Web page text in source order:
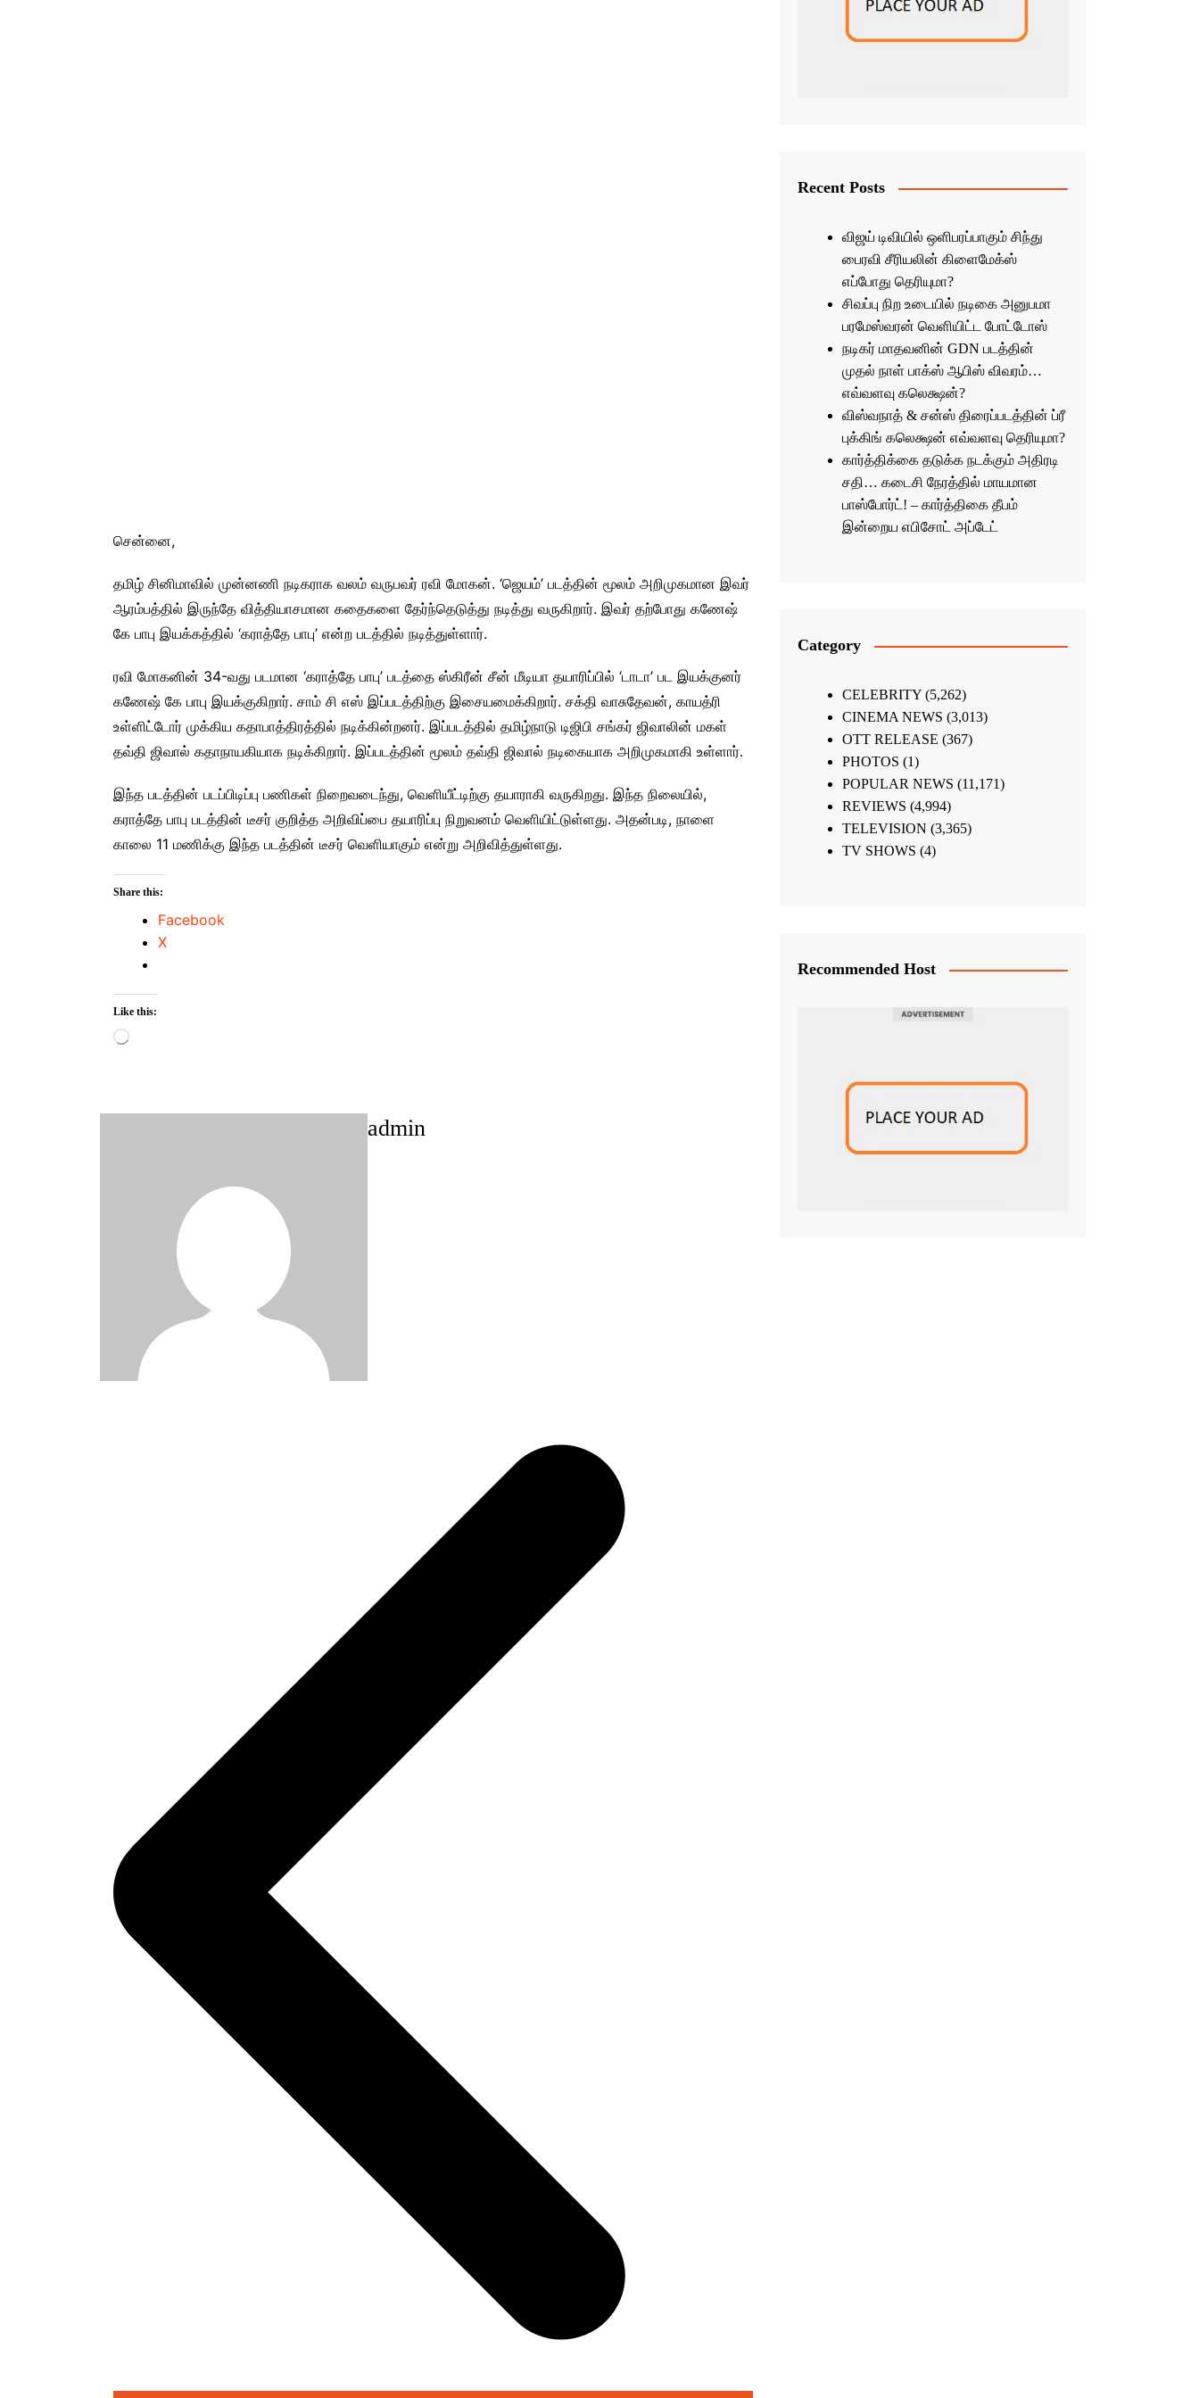
சென்னை,
தமிழ் சினிமாவில் முன்னணி நடிகராக வலம் வருபவர் ரவி மோகன். ‘ஜெயம்’ படத்தின் மூலம் அறிமுகமான இவர்
ஆரம்பத்தில் இருந்தே வித்தியாசமான கதைகளை தேர்ந்தெடுத்து நடித்து வருகிறார். இவர் தற்போது கணேஷ்
கே பாபு இயக்கத்தில் ‘கராத்தே பாபு’ என்ற படத்தில் நடித்துள்ளார்.
ரவி மோகனின் 34-வது படமான ‘கராத்தே பாபு’ படத்தை ஸ்கிரீன் சீன் மீடியா தயாரிப்பில் ‘டாடா’ பட இயக்குனர்
கணேஷ் கே பாபு இயக்குகிறார். சாம் சி எஸ் இப்படத்திற்கு இசையமைக்கிறார். சக்தி வாசுதேவன், காயத்ரி
உள்ளிட்டோர் முக்கிய கதாபாத்திரத்தில் நடிக்கின்றனர். இப்படத்தில் தமிழ்நாடு டிஜிபி சங்கர் ஜிவாலின் மகள்
தவ்தி ஜிவால் கதாநாயகியாக நடிக்கிறார். இப்படத்தின் மூலம் தவ்தி ஜிவால் நடிகையாக அறிமுகமாகி உள்ளார்.
இந்த படத்தின் படப்பிடிப்பு பணிகள் நிறைவடைந்து, வெளியீட்டிற்கு தயாராகி வருகிறது. இந்த நிலையில்,
கராத்தே பாபு படத்தின் டீசர் குறித்த அறிவிப்பை தயாரிப்பு நிறுவனம் வெளியிட்டுள்ளது. அதன்படி, நாளை
காலை 11 மணிக்கு இந்த படத்தின் டீசர் வெளியாகும் என்று அறிவித்துள்ளது.
Share this:
Facebook
X
Like this:
Loading…
admin
Recent Posts
விஜய் டிவியில் ஒளிபரப்பாகும் சிந்து
பைரவி சீரியலின் கிளைமேக்ஸ்
எப்போது தெரியுமா?
சிவப்பு நிற உடையில் நடிகை அனுபமா
பரமேஸ்வரன் வெளியிட்ட போட்டோஸ்
நடிகர் மாதவனின் GDN படத்தின்
முதல் நாள் பாக்ஸ் ஆபிஸ் விவரம்…
எவ்வளவு கலெக்ஷன்?
விஸ்வநாத் & சன்ஸ் திரைப்படத்தின் ப்ரீ
புக்கிங் கலெக்ஷன் எவ்வளவு தெரியுமா?
கார்த்திக்கை தடுக்க நடக்கும் அதிரடி
சதி… கடைசி நேரத்தில் மாயமான
பாஸ்போர்ட்! – கார்த்திகை தீபம்
இன்றைய எபிசோட் அப்டேட்
Category
CELEBRITY(5,262)
CINEMA NEWS (3,013)
OTT RELEASE (367)
PHOTOS (1)
POPULAR NEWS (11,171)
REVIEWS (4,994)
TELEVISION (3,365)
TV SHOWS (4)
Recommended Host